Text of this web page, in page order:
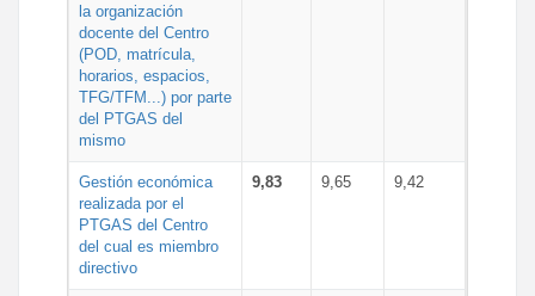
la organización
docente del Centro
(POD, matrícula,
horarios, espacios,
TFG/TFM...) por parte
del PTGAS del
mismo
Gestión económica
realizada por el
PTGAS del Centro
del cual es miembro
directivo
9,83 9,65 9,42